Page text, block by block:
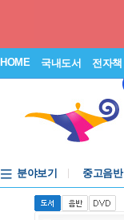
HOME 국내도서 전자책
분야보기
중고음반
1천원부터
중고음반